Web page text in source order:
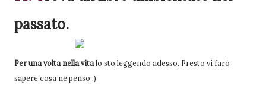
passato.
Per una volta nella vitalo sto leggendo adesso. Presto vi farò
sapere cosa ne penso :)